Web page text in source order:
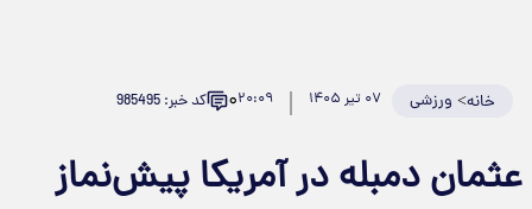
خانه> ورزشی ۰۷ تیر ۱۴۰۵ ۲۰:۰۹۰ کد خبر: 985495
عثمان دمبله در آمریکا پیش‌نماز